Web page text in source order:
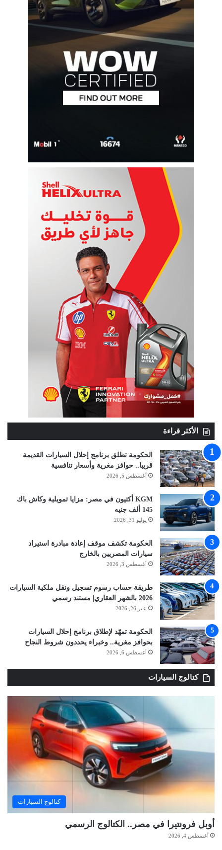
الأكثر قراءة
الحكومة تطلق برنامج إحلال السيارات القديمة
قريبا.. حوافز مغرية وأسعار تنافسية
أغسطس 5, 2026
KGM أكتيون في مصر: مزايا تمويلية وكاش باك
145 ألف جنيه
يوليو 31, 2026
الحكومة تكشف موقف إعادة مبادرة استيراد
سيارات المصريين بالخارج
أغسطس 3, 2026
طريقة حساب رسوم تسجيل ونقل ملكية السيارات
2026 بالشهر العقاري| مستند رسمي
يناير 26, 2026
الحكومة تمهّد لإطلاق برنامج إحلال السيارات
بحوافز مغرية.. وخبراء يحددون شروط النجاح
أغسطس 6, 2026
كتالوج السيارات
كتالوج السيارات
أوبل فرونتيرا في مصر.. الكتالوج الرسمي
أغسطس 4, 2026